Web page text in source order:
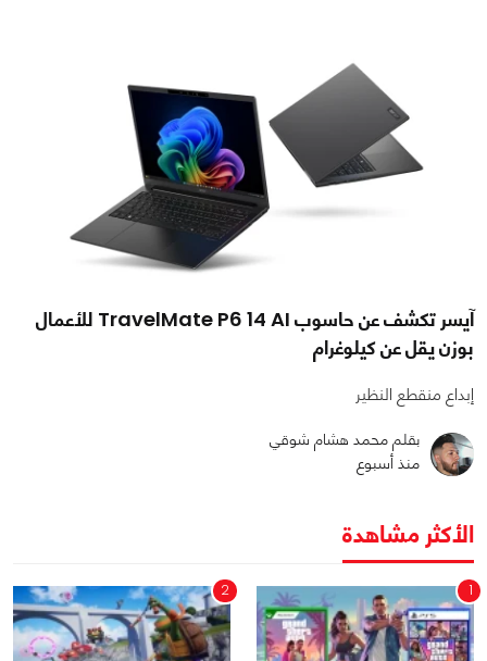
آيسر تكشف عن حاسوب TravelMate P6 14 AI للأعمال
بوزن يقل عن كيلوغرام
إبداع منقطع النظير
بقلم محمد هشام شوقي
منذ أسبوع
الأكثر مشاهدة
1
2